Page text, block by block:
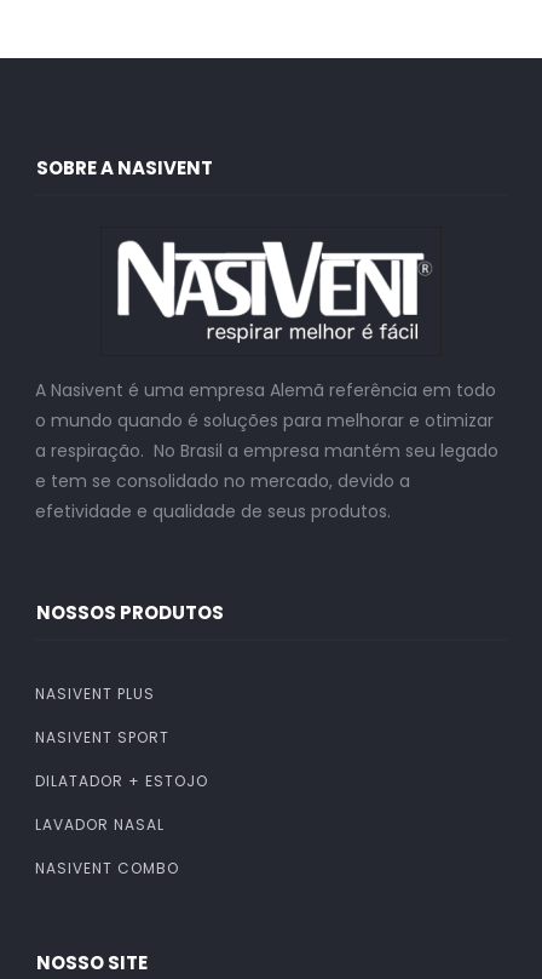
SOBRE A NASIVENT
A Nasivent é uma empresa Alemã referência em todo
o mundo quando é soluções para melhorar e otimizar
a respiração. No Brasil a empresa mantém seu legado
e tem se consolidado no mercado, devido a
efetividade e qualidade de seus produtos.
NOSSOS PRODUTOS
NASIVENT PLUS
NASIVENT SPORT
DILATADOR + ESTOJO
LAVADOR NASAL
NASIVENT COMBO
NOSSO SITE